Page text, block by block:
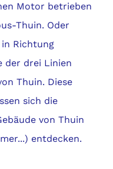
Motor betrieben
Thuin. Oder
Richtung
der drei Linien
Thuin. Diese
sich die
von Thuin
entdecken.